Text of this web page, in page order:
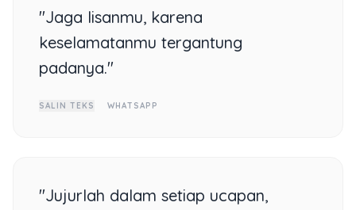
"Jaga lisanmu, karena
keselamatanmu tergantung
padanya."
SALIN TEKS WHATSAPP
"Jujurlah dalam setiap ucapan,